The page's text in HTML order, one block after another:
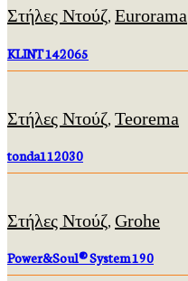
Στήλες Ντούζ, Eurorama
KLINT 142065
Στήλες Ντούζ, Teorema
tonda112030
Στήλες Ντούζ, Grohe
Power&Soul® System 190